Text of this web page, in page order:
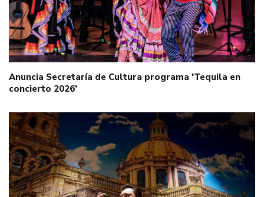
Anuncia Secretaría de Cultura programa ‘Tequila en
concierto 2026’